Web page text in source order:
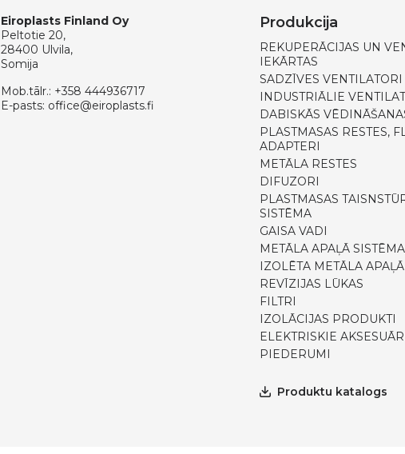
Eiroplasts Finland Oy
Peltotie 20,
28400 Ulvila,
Somija
Mob.tālr.: +358 444936717
E-pasts: office@eiroplasts.fi
Produkcija
REKUPERĀCIJAS UN
IEKĀRTAS
SADZĪVES VENTILATORI
INDUSTRIĀLIE
DABISKĀS
PLASTMASAS RESTES,
ADAPTERI
METĀLA RESTES
DIFUZORI
PLASTMASAS
SISTĒMA
GAISA VADI
METĀLA APAĻĀ SISTĒMA
IZOLĒTA METĀLA
REVĪZIJAS LŪKAS
FILTRI
IZOLĀCIJAS PRODUKTI
ELEKTRISKIE
PIEDERUMI
Produktu katalogs